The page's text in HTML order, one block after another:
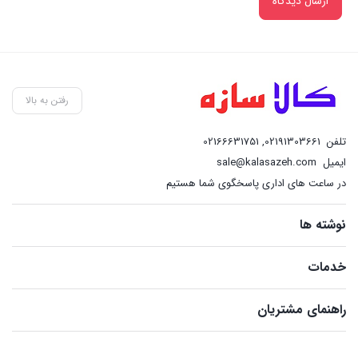
رفتن به بالا
تلفن 02191303661
,
02166631751
ایمیل sale@kalasazeh.com
در ساعت های اداری پاسخگوی شما هستیم
نوشته ها
خدمات
راهنمای مشتریان